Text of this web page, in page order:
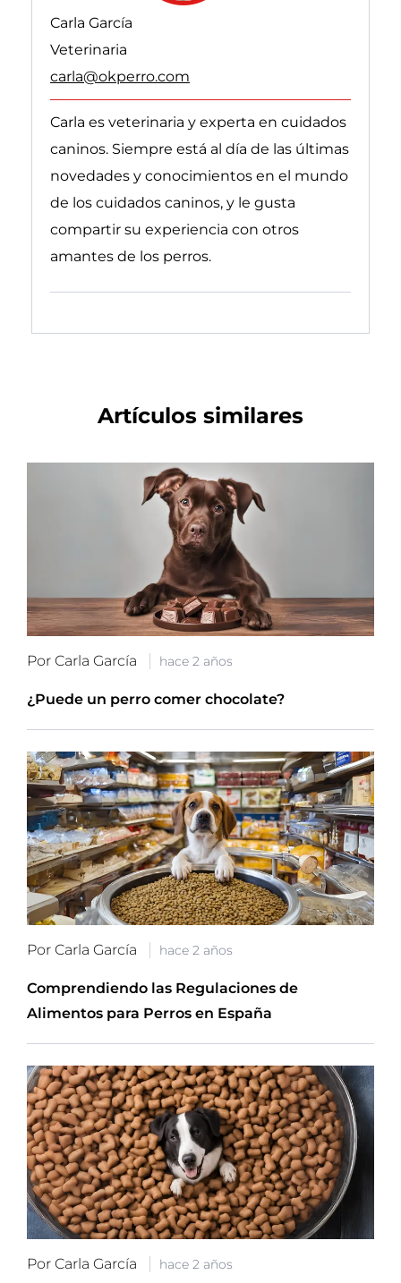
Carla García
Veterinaria
carla@okperro.com
Carla es veterinaria y experta en cuidados
caninos. Siempre está al día de las últimas
novedades y conocimientos en el mundo
de los cuidados caninos, y le gusta
compartir su experiencia con otros
amantes de los perros.
Artículos similares
Por Carla García hace 2 años
¿Puede un perro comer chocolate?
Por Carla García hace 2 años
Comprendiendo las Regulaciones de
Alimentos para Perros en España
Por Carla García hace 2 años